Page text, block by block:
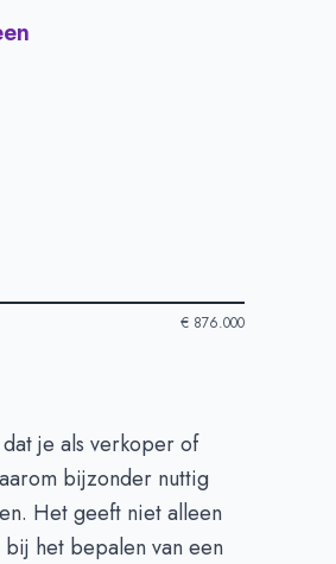
€ 876.000
je als verkoper of
bijzonder nuttig
Het geeft niet alleen
het bepalen van een